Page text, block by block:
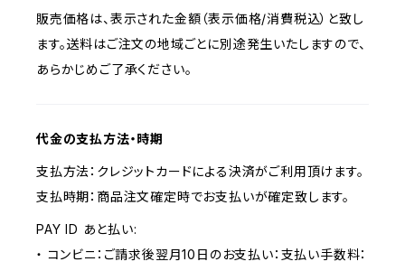
販売価格は、表示された金額（表示価格/消費税込）と致し
ます。送料はご注文の地域ごとに別途発生いたしますので、
あらかじめご了承ください。
代金の支払方法・時期
支払方法：クレジットカードによる決済がご利用頂けます。
支払時期：商品注文確定時でお支払いが確定致します。
PAY ID あと払い:
・ コンビニ：ご請求後翌月10日のお支払い：支払い手数料：